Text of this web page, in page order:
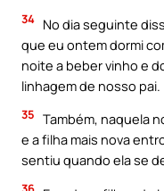
34 No dia seguinte
que eu ontem dormi
noite a beber vinho e
linhagem de nosso pai.
35 Também, naquela
e a filha mais nova
sentiu quando ela se